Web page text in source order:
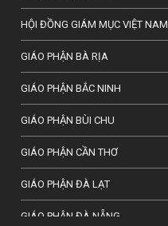
HỘI ĐỒNG GIÁM MỤC VIỆT NAM
GIÁO PHẬN BÀ RỊA
GIÁO PHẬN BẮC NINH
GIÁO PHẬN BÙI CHU
GIÁO PHẬN CẦN THƠ
GIÁO PHẬN ĐÀ LẠT
GIÁO PHẬN ĐÀ NẴNG